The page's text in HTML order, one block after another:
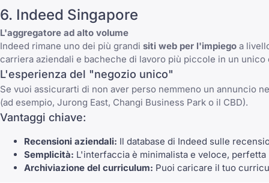
6. Indeed Singapore
L'aggregatore ad alto volume
Indeed rimane uno dei più grandi siti web per l'impiego a
carriera aziendali e bacheche di lavoro più piccole in un unico
L'esperienza del "negozio unico"
Se vuoi assicurarti di non aver perso nemmeno un annuncio
(ad esempio, Jurong East, Changi Business Park o il CBD).
Vantaggi chiave:
Recensioni aziendali: Il database di Indeed sulle
Semplicità: L'interfaccia è minimalista e veloce,
Archiviazione del curriculum: Puoi caricare il tuo